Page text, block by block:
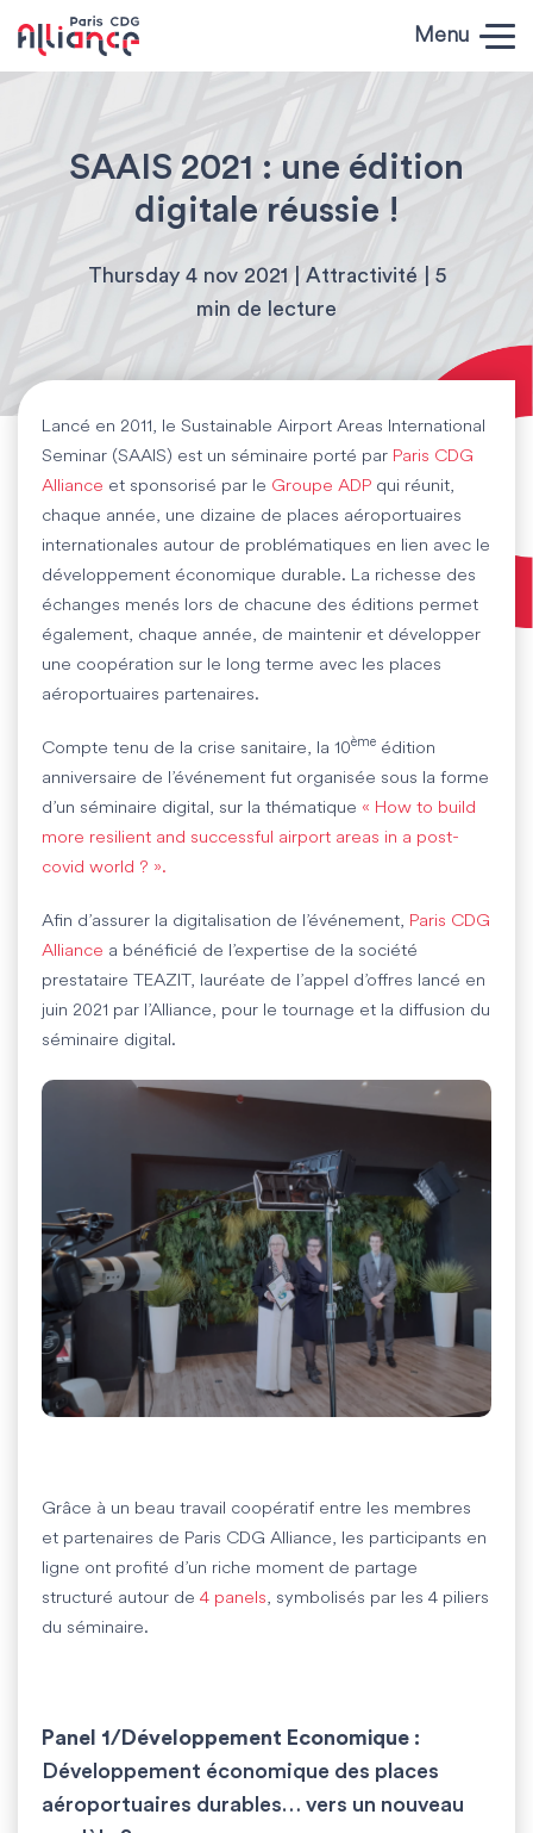
Skip to content
Paris CDG
Menu
SAAIS 2021 : une édition
digitale réussie !
Thursday 4 nov 2021 | Attractivité | 5
min de lecture
Lancé en 2011, le Sustainable Airport Areas International
Seminar (SAAIS) est un séminaire porté par Paris CDG
Alliance et sponsorisé par le Groupe ADP qui réunit,
chaque année, une dizaine de places aéroportuaires
internationales autour de problématiques en lien avec le
développement économique durable. La richesse des
échanges menés lors de chacune des éditions permet
également, chaque année, de maintenir et développer
une coopération sur le long terme avec les places
aéroportuaires partenaires.
Compte tenu de la crise sanitaire, la 10ème édition
anniversaire de l’événement fut organisée sous la forme
d’un séminaire digital, sur la thématique « How to build
more resilient and successful airport areas in a post-
covid world ? ».
Afin d’assurer la digitalisation de l’événement, Paris CDG
Alliance a bénéficié de l’expertise de la société
prestataire TEAZIT, lauréate de l’appel d’offres lancé en
juin 2021 par l’Alliance, pour le tournage et la diffusion du
séminaire digital.
Grâce à un beau travail coopératif entre les membres
et partenaires de Paris CDG Alliance, les participants en
ligne ont profité d’un riche moment de partage
structuré autour de 4 panels, symbolisés par les 4 piliers
du séminaire.
Panel 1/Développement Economique :
Développement économique des places
aéroportuaires durables… vers un nouveau